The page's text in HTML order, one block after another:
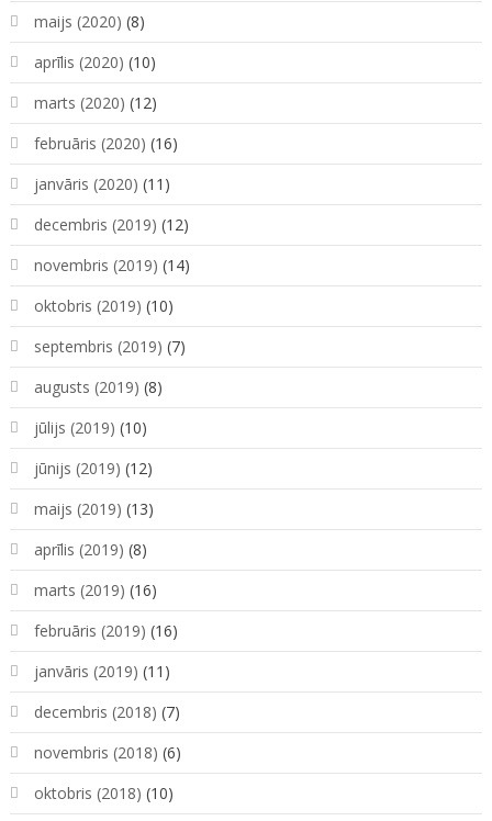
maijs (2020) (8)
aprīlis (2020) (10)
marts (2020) (12)
februāris (2020) (16)
janvāris (2020) (11)
decembris (2019) (12)
novembris (2019) (14)
oktobris (2019) (10)
septembris (2019) (7)
augusts (2019) (8)
jūlijs (2019) (10)
jūnijs (2019) (12)
maijs (2019) (13)
aprīlis (2019) (8)
marts (2019) (16)
februāris (2019) (16)
janvāris (2019) (11)
decembris (2018) (7)
novembris (2018) (6)
oktobris (2018) (10)